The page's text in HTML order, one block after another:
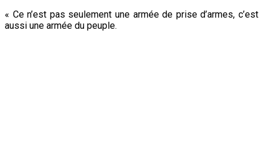
« Ce n’est pas seulement une armée de prise d’armes, c’est
aussi une armée du peuple.